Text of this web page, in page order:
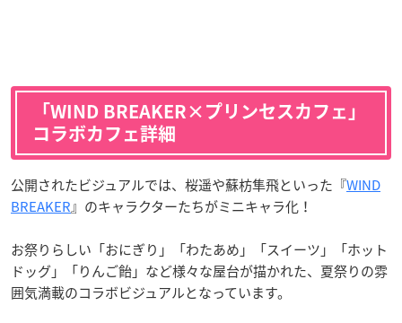
「WIND BREAKER×プリンセスカフェ」
コラボカフェ詳細
公開されたビジュアルでは、桜遥や蘇枋隼飛といった『WIND
BREAKER』のキャラクターたちがミニキャラ化！
お祭りらしい「おにぎり」「わたあめ」「スイーツ」「ホット
ドッグ」「りんご飴」など様々な屋台が描かれた、夏祭りの雰
囲気満載のコラボビジュアルとなっています。